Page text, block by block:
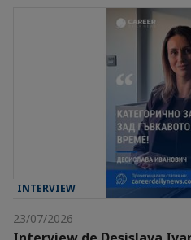
INTERVIEW
23/07/2026